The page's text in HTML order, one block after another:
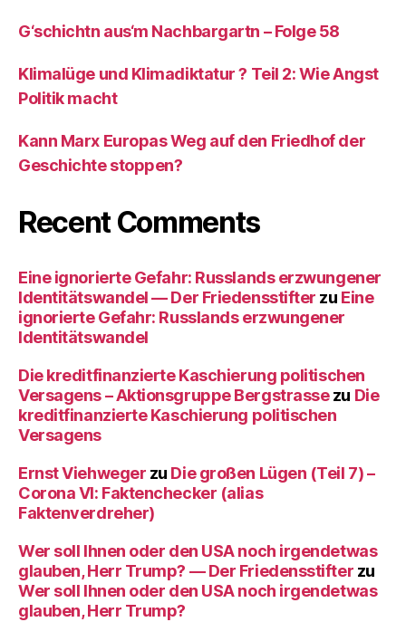
G‘schichtn aus‘m Nachbargartn – Folge 58
Klimalüge und Klimadiktatur ? Teil 2: Wie Angst
Politik macht
Kann Marx Europas Weg auf den Friedhof der
Geschichte stoppen?
Recent Comments
Eine ignorierte Gefahr: Russlands erzwungener
Identitätswandel — Der Friedensstifter zu Eine
ignorierte Gefahr: Russlands erzwungener
Identitätswandel
Die kreditfinanzierte Kaschierung politischen
Versagens – Aktionsgruppe Bergstrassezu Die
kreditfinanzierte Kaschierung politischen
Versagens
Ernst Viehweger zu Die großen Lügen (Teil 7) –
Corona VI: Faktenchecker (alias
Faktenverdreher)
Wer soll Ihnen oder den USA noch irgendetwas
glauben, Herr Trump? — Der Friedensstifter zu
Wer soll Ihnen oder den USA noch irgendetwas
glauben, Herr Trump?